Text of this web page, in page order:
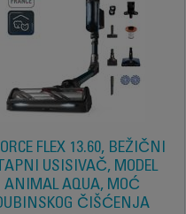
FLEX 13.60, BEŽIČNI
USISIVAČ, MODEL
ANIMAL AQUA, MOĆ
ČIŠĆENJA